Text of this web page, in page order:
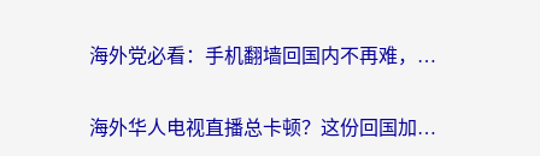
海外党必看：手机翻墙回国内不再难，一篇搞定无缝访问国内资源指南
海外华人电视直播总卡顿？这份回国加速器选择指南帮你无缝看国内资源